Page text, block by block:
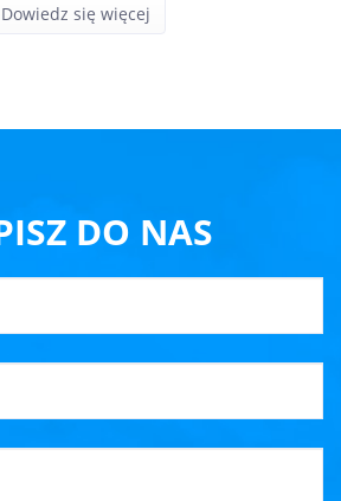
Dowiedz się więcej
DO NAS